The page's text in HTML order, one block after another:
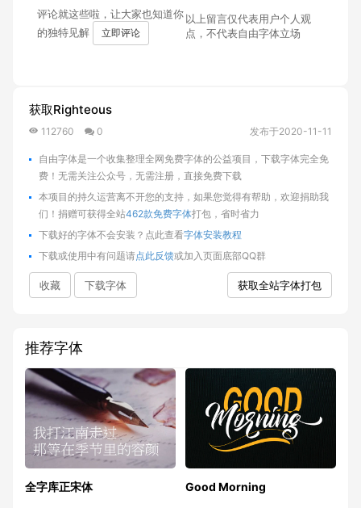
评论就这些啦，让大家也知道你
的独特见解
立即评论
以上留言仅代表用户个人观
点，不代表自由字体立场
获取Righteous
112760 0 发布于2020-11-11
自由字体是一个收集整理全网免费字体的公益项目，下载字体完全免
费！无需关注公众号，无需注册，直接免费下载
本项目的持久运营离不开您的支持，如果您觉得有帮助，欢迎捐助我
们！捐赠可获得全站462款免费字体打包，省时省力
下载好的字体不会安装？点此查看字体安装教程
下载或使用中有问题请点此反馈或加入页面底部QQ群
收藏 下载字体 获取全站字体打包
推荐字体
全字库正宋体 Good Morning